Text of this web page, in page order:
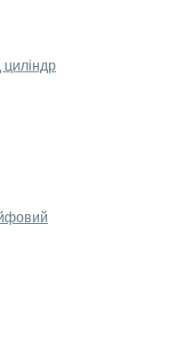
необхідних
Підбір
зробити замір та
має із
Після виміру та